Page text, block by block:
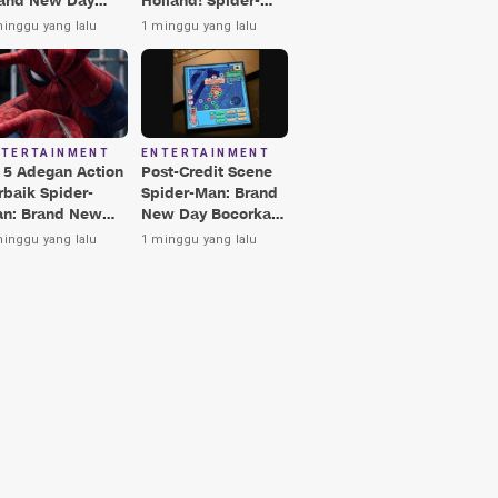
Nomor 3
yang lalu
Man: Brand New
Terbaik Era MCU
1 minggu yang lalu
5 Adegan Action
Spider-
Brand New
Ada Hulk vs
yang lalu
ENTERTAINMENT
Post-Credit Scene
Spider-Man: Brand
New Day Bocorkan
Lokasi Peter di Luar
1 minggu yang lalu